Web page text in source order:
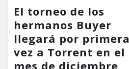
El torneo de los
hermanos Buyer
llegará por primera
vez a Torrent en el
mes de diciembre